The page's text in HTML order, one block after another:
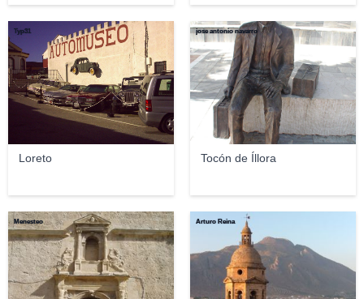
Loreto
Typ31
Tocón de Íllora
jose antonio navarro
Menesteo Arturo Reina